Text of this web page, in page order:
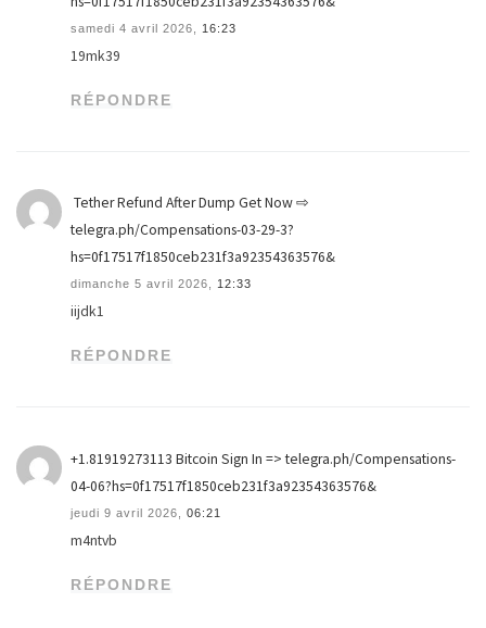
samedi 4 avril 2026, 16:23
19mk39
RÉPONDRE
️ Tether Refund After Dump Get Now ⇨
telegra.ph/Compensations-03-29-3?
hs=0f17517f1850ceb231f3a92354363576& ️
dimanche 5 avril 2026, 12:33
iijdk1
RÉPONDRE
+1.81919273113 Вitсоin Sign In => telegra.ph/Compensations-
04-06?hs=0f17517f1850ceb231f3a92354363576&
jeudi 9 avril 2026, 06:21
m4ntvb
RÉPONDRE